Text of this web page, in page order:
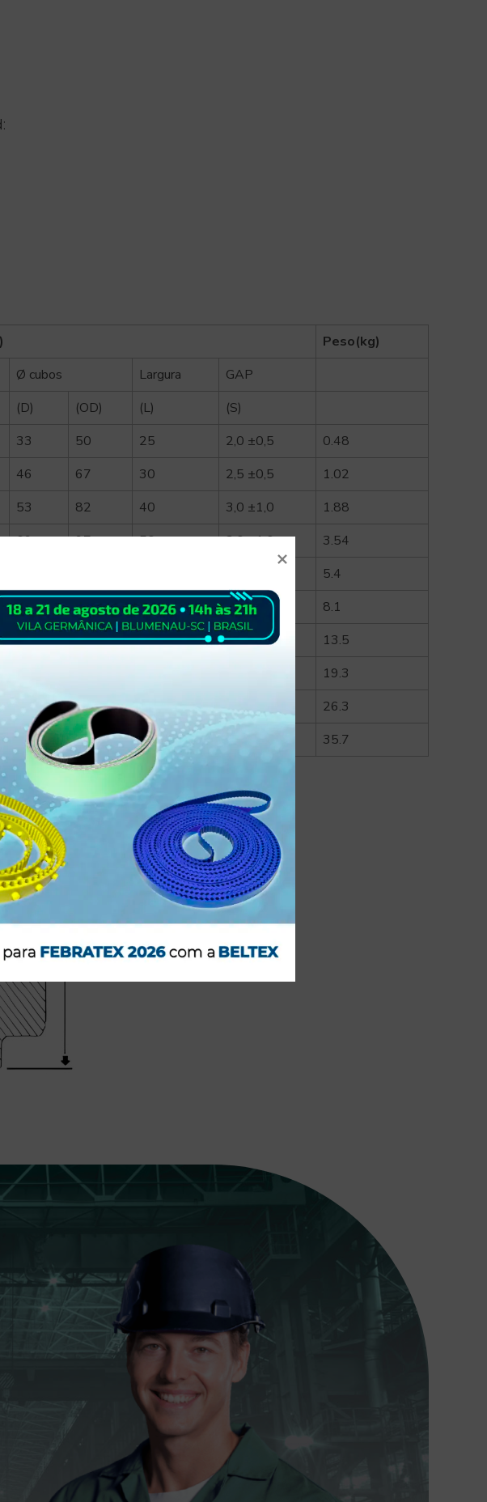
Peso(kg)
Ø cubos Largura
GAP
(D) (OD) (L)
(S)
33 50 25 2,0 ±0,5
0.48
46 67 30 2,5 ±0,5
1.02
53 82 40 3,0 ±1,0
1.88
69 97 50 3,0 ±1,0
3.54
5.4
90 128 70 3,5 ±1,0
8.1
107 148 80 3,5 ±1,0
13.5
19.3
140 198
26.3
158 218 112 35.7